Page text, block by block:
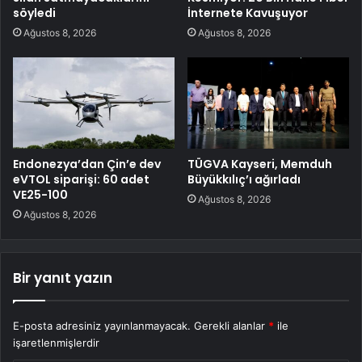
söyledi
Ağustos 8, 2026
İnternete Kavuşuyor
Ağustos 8, 2026
Endonezya’dan Çin’e dev
eVTOL siparişi: 60 adet
VE25-100
Ağustos 8, 2026
TÜGVA Kayseri, Memduh
Büyükkılıç’ı ağırladı
Ağustos 8, 2026
Bir yanıt yazın
E-posta adresiniz yayınlanmayacak. Gerekli alanlar * ile
işaretlenmişlerdir